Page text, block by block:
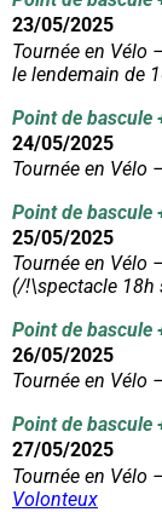
23/05/2025
Tournée en Vélo
le lendemain de
Point de bascule
24/05/2025
Tournée en Vélo –
Point de bascule
25/05/2025
Tournée en Vélo –
(/!\spectacle 18h
Point de bascule
26/05/2025
Tournée en Vélo –
Point de bascule
27/05/2025
Tournée en Vélo
Volonteux